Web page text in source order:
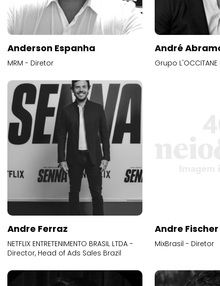
Anderson Espanha
MRM - Diretor
André
Grupo
Andre Ferraz
NETFLIX ENTRETENIMENTO BRASIL LTDA -
Director, Head of Ads Sales Brazil
Andre Fischer
MixBrasil - Diretor